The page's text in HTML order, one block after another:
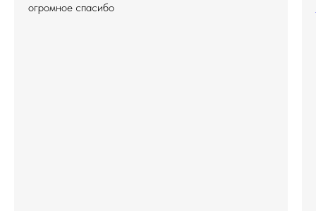
огромное спасибо